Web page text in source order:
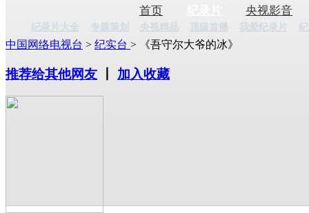
首页
纪录片大全 专题策划 央视精品 顶级首播 我爱纪录片
央视影音
中国网络电视台 > 纪实台 > 《吾守尔大爷的冰》
推荐给其他网友 加入收藏